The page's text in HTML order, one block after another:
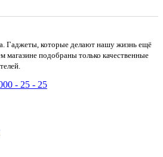
Гаджеты, которые делают нашу жизнь ещё
подобраны только качественные
- 25 - 25